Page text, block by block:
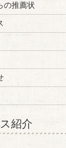
の推薦状
紹介